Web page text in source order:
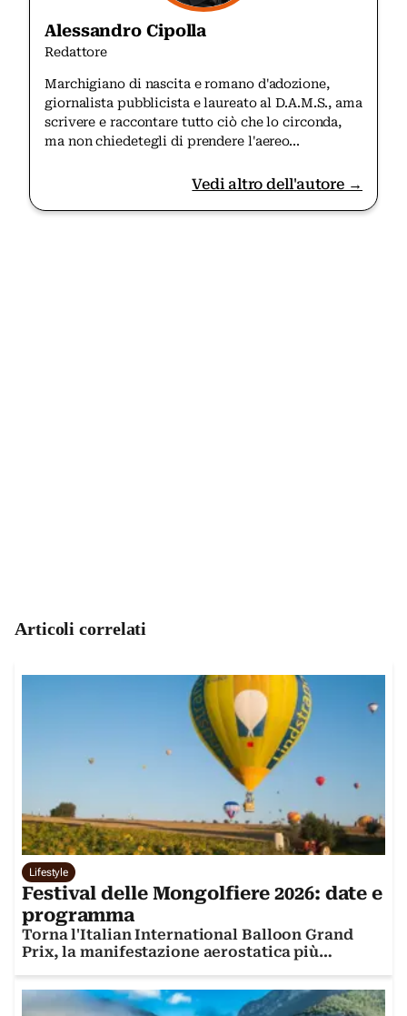
Alessandro Cipolla
Redattore
Marchigiano di nascita e romano d'adozione,
giornalista pubblicista e laureato al D.A.M.S., ama
scrivere e raccontare tutto ciò che lo circonda,
ma non chiedetegli di prendere l'aereo...
Vedi altro dell'autore →
Articoli correlati
Lifestyle
Festival delle Mongolfiere 2026: date e
programma
Torna l'Italian International Balloon Grand
Prix, la manifestazione aerostatica più